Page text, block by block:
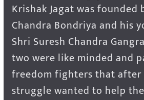
Krishak Jagat was founded
Chandra Bondriya and his
Shri Suresh Chandra
two were like minded and
freedom fighters that
struggle wanted to help